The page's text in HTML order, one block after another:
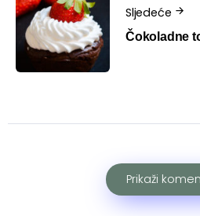
Sljedeće
Čokoladne
Prikaži